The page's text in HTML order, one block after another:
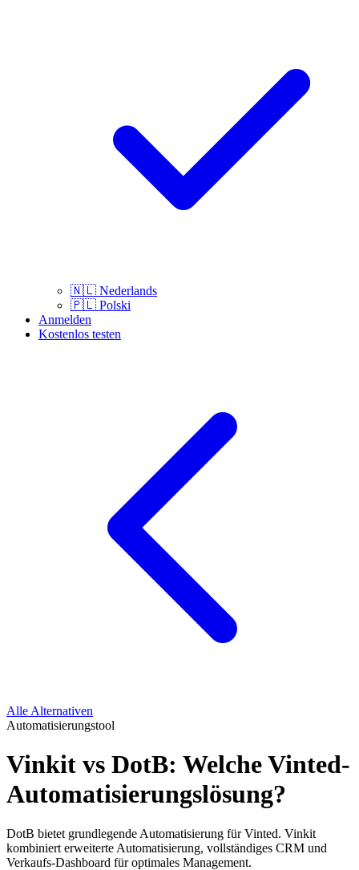
🇳🇱 Nederlands
🇵🇱 Polski
Anmelden
Kostenlos testen
Alle Alternativen
Automatisierungstool
Vinkit vs DotB: Welche Vinted-
Automatisierungslösung?
DotB bietet grundlegende Automatisierung für Vinted. Vinkit
kombiniert erweiterte Automatisierung, vollständiges CRM und
Verkaufs-Dashboard für optimales Management.